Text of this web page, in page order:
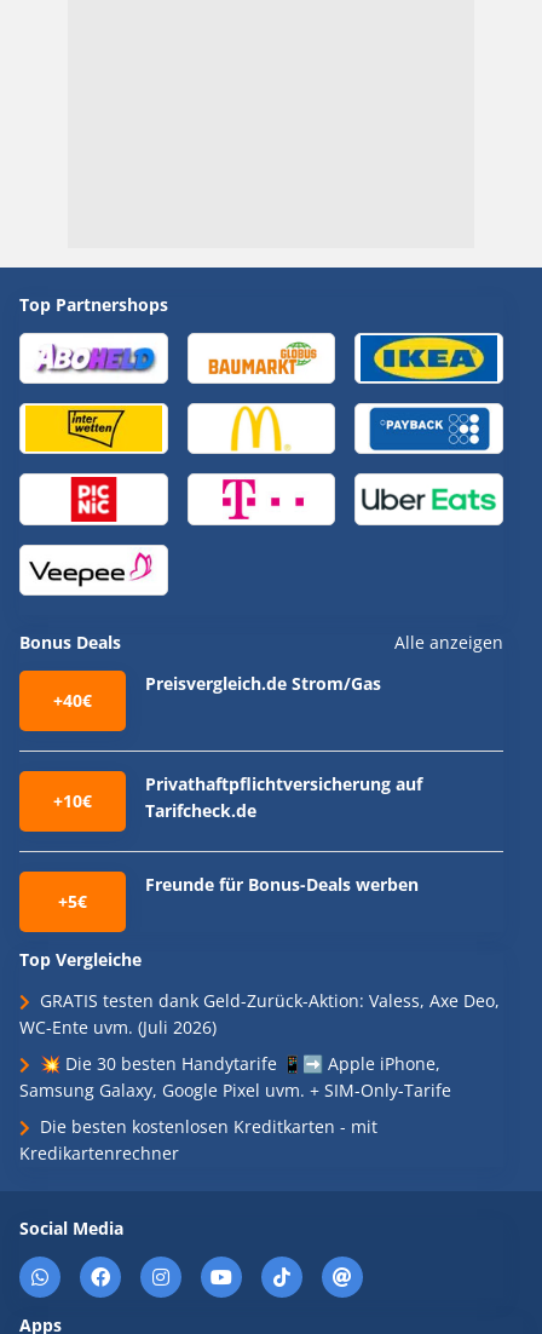
Top Partnershops
Bonus Deals Alle anzeigen
+40€
Preisvergleich.de Strom/Gas
+10€
Privathaftpflichtversicherung auf
Tarifcheck.de
+5€
Freunde für Bonus-Deals werben
Top Vergleiche
GRATIS testen dank Geld-Zurück-Aktion: Valess, Axe Deo,
WC-Ente uvm. (Juli 2026)
💥 Die 30 besten Handytarife 📱➡️ Apple iPhone,
Samsung Galaxy, Google Pixel uvm. + SIM-Only-Tarife
Die besten kostenlosen Kreditkarten - mit
Kredikartenrechner
Social Media
Apps